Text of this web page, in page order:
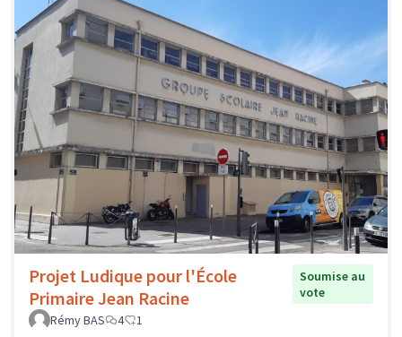
Projet Ludique pour l'École
Primaire Jean Racine
Soumise au
vote
Rémy BAS
4 1